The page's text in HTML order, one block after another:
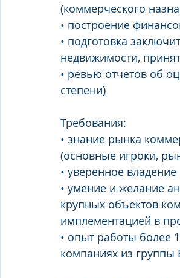
(коммерческого
• построение
• подготовка
недвижимости,
• ревью отчетов об
степени)
Требования:
• знание рынка
(основные игроки,
• уверенное
• умение и желание
крупных объектов
имплементацией в
• опыт работы более
компаниях из